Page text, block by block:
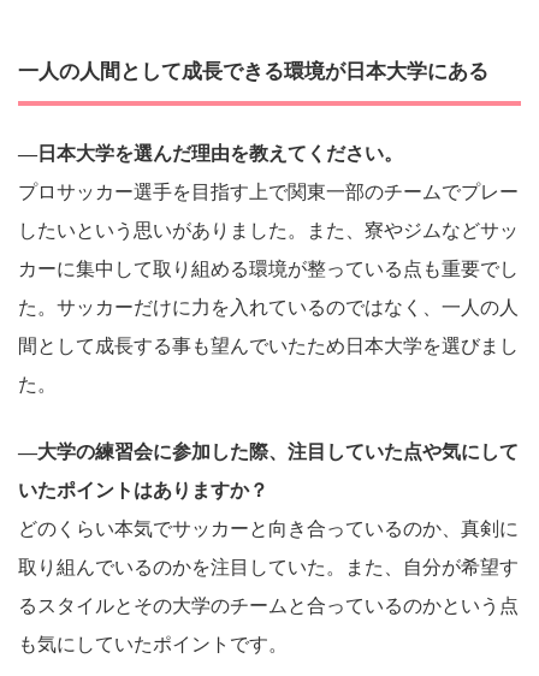
一人の人間として成長できる環境が日本大学にある
―日本大学を選んだ理由を教えてください。
プロサッカー選手を目指す上で関東一部のチームでプレー
したいという思いがありました。また、寮やジムなどサッ
カーに集中して取り組める環境が整っている点も重要でし
た。サッカーだけに力を入れているのではなく、一人の人
間として成長する事も望んでいたため日本大学を選びまし
た。
―大学の練習会に参加した際、注目していた点や気にして
いたポイントはありますか？
どのくらい本気でサッカーと向き合っているのか、真剣に
取り組んでいるのかを注目していた。また、自分が希望す
るスタイルとその大学のチームと合っているのかという点
も気にしていたポイントです。